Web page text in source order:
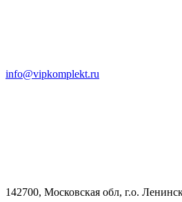
info@vipkomplekt.ru
142700, Московская обл, г.о.